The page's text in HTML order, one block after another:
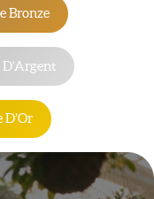
Bronze
D’Argent
D’Or